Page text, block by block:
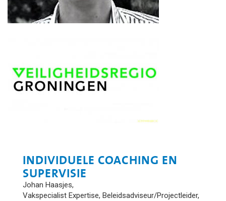
INDIVIDUELE COACHING EN
SUPERVISIE
Johan Haasjes,
Vakspecialist Expertise, Beleidsadviseur/Projectleider,